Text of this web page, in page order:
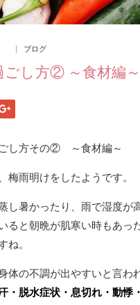
ブログ
ごし方② ～食材編～
し方その② ～食材編～
梅雨明けをしたようです。
し暑かったり、雨で湿度が
ると朝晩が肌寒い時もあっ
ね。
体の不調が出やすいと言わ
・脱水症状・息切れ・動悸